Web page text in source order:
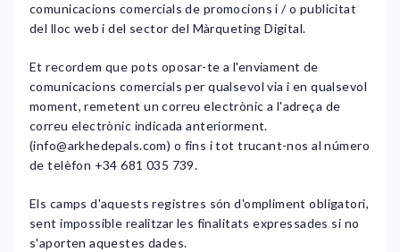
comunicacions comercials de promocions i / o publicitat
del lloc web i del sector del Màrqueting Digital.
Et recordem que pots oposar-te a l'enviament de
comunicacions comercials per qualsevol via i en qualsevol
moment, remetent un correu electrònic a l'adreça de
correu electrònic indicada anteriorment.
(info@arkhedepals.com) o fins i tot trucant-nos al número
de telèfon +34 681 035 739.
Els camps d'aquests registres són d'ompliment obligatori,
sent impossible realitzar les finalitats expressades si no
s'aporten aquestes dades.